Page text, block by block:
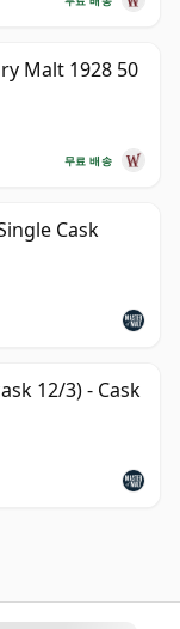
Malt 1928 50
무료 배송
Cask
12/3) - Cask